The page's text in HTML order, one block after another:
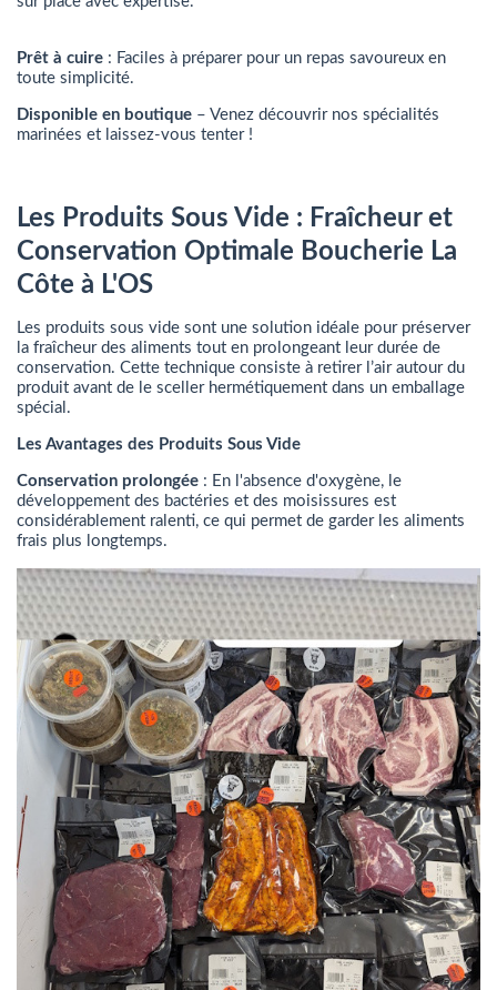
Prêt à cuire : Faciles à préparer pour un repas savoureux en
toute simplicité.
Disponible en boutique – Venez découvrir nos spécialités
marinées et laissez-vous tenter !
Les Produits Sous Vide : Fraîcheur et
Conservation Optimale Boucherie La
Côte à L'OS
Les produits sous vide sont une solution idéale pour préserver
la fraîcheur des aliments tout en prolongeant leur durée de
conservation. Cette technique consiste à retirer l’air autour du
produit avant de le sceller hermétiquement dans un emballage
spécial.
Les Avantages des Produits Sous Vide
Conservation prolongée : En l'absence d'oxygène, le
développement des bactéries et des moisissures est
considérablement ralenti, ce qui permet de garder les aliments
frais plus longtemps.